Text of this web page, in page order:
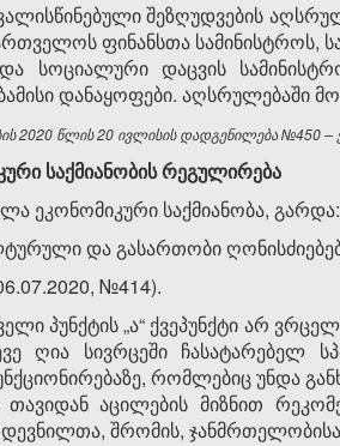
შეზღუდვების
ფინანსთა
და სოციალური დაცვის
დანაყოფები.
2020 წლის 20 ივლისის დადგენილება №450 –
საქმიანობისრეგულირება
ეკონომიკური საქმიანობა, გარდა:
და გასართობი
№414).
პუნქტის „ა“ ქვეპუნქტი არ
ღია სივრცეში
რომლებიც უნდა
თავიდან აცილების მიზნით
შრომის,